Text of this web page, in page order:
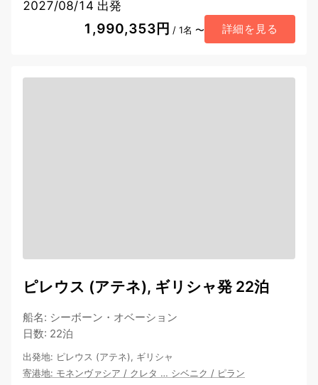
2027/08/14 出発
1,990,353円 / 1名 〜 詳細を見る
ピレウス (アテネ), ギリシャ発 22泊
船名: シーボーン・オベーション
日数: 22泊
出発地: ピレウス (アテネ), ギリシャ
寄港地: モネンヴァシア / クレタ … シベニク / ピラン